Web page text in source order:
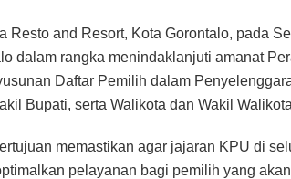
Resto and Resort, Kota Gorontalo, pada
dalam rangka menindaklanjuti amanat
Daftar Pemilih dalam
Bupati, serta Walikota dan Wakil
memastikan agar jajaran KPU di
pelayanan bagi pemilih yang